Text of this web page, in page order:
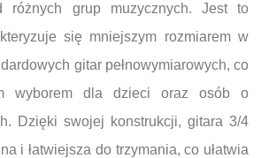
różnych grup muzycznych. Jest to
się mniejszym rozmiarem w
gitar pełnowymiarowych, co
wyborem dla dzieci oraz osób o
Dzięki swojej konstrukcji, gitara 3/4
i łatwiejsza do trzymania, co ułatwia